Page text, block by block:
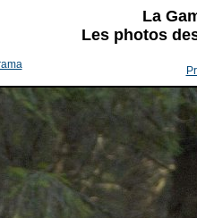
La
Les photos